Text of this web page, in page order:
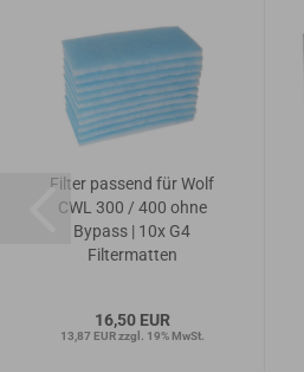
Filter passend für Wolf
CWL 300 / 400 ohne
Bypass | 10x G4
Filtermatten
16,50 EUR
13,87 EUR zzgl. 19% MwSt.